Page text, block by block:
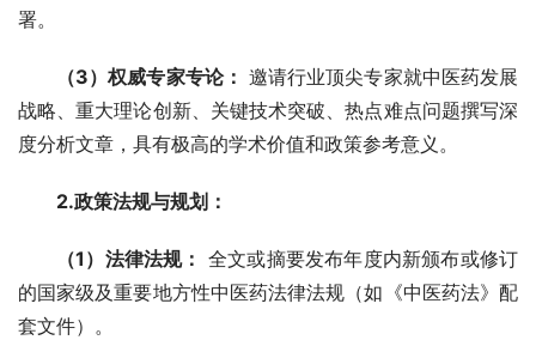
署。
（3）权威专家专论： 邀请行业顶尖专家就中医药发展
战略、重大理论创新、关键技术突破、热点难点问题撰写深
度分析文章，具有极高的学术价值和政策参考意义。
2.政策法规与规划：
（1）法律法规： 全文或摘要发布年度内新颁布或修订
的国家级及重要地方性中医药法律法规（如《中医药法》配
套文件）。